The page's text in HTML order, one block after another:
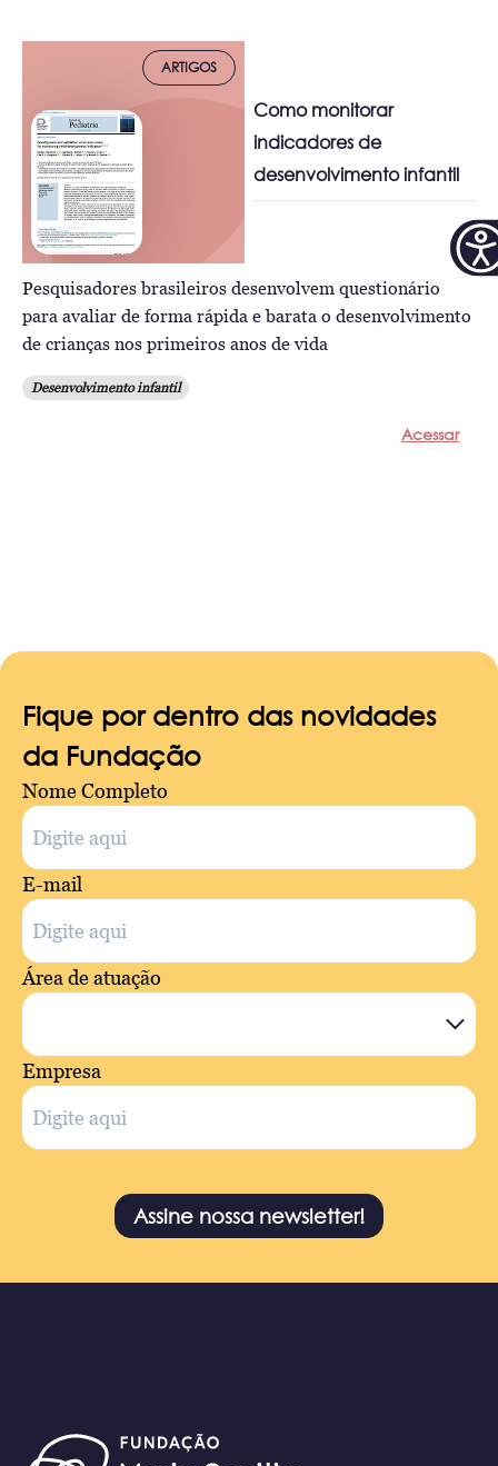
ARTIGOS
Como monitorar
indicadores de
desenvolvimento infantil
Pesquisadores brasileiros desenvolvem questionário
para avaliar de forma rápida e barata o desenvolvimento
de crianças nos primeiros anos de vida
Desenvolvimento infantil
Acessar
Fique por dentro das novidades
da Fundação
Nome Completo
E-mail
Área de atuação
Empresa
Assine nossa newsletter!